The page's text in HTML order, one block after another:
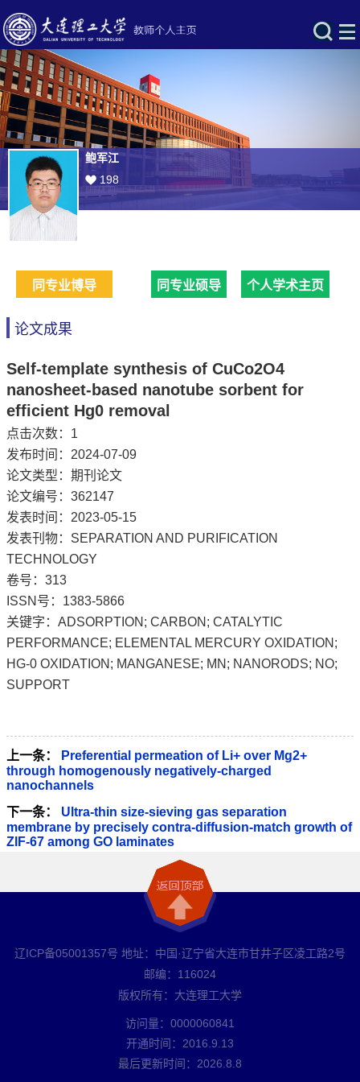
鲍军江
198
同专业博导 同专业硕导 个人学术主页
论文成果
Self-template synthesis of CuCo2O4
nanosheet-based nanotube sorbent for
efficient Hg0 removal
点击次数： 1
发布时间：2024-07-09
论文类型：期刊论文
论文编号：362147
发表时间：2023-05-15
发表刊物：SEPARATION AND PURIFICATION
TECHNOLOGY
卷号：313
ISSN号：1383-5866
关键字：ADSORPTION; CARBON; CATALYTIC
PERFORMANCE; ELEMENTAL MERCURY OXIDATION;
HG-0 OXIDATION; MANGANESE; MN; NANORODS; NO;
SUPPORT
上一条：
Preferential permeation of Li+ over Mg2+
through homogenously negatively-charged
nanochannels
下一条：
Ultra-thin size-sieving gas separation
membrane by precisely contra-diffusion-match growth of
ZIF-67 among GO laminates
辽ICP备05001357号 地址：中国·辽宁省大连市甘井子区凌工路2号
邮编：116024
版权所有：大连理工大学
访问量： 0000060841
开通时间： 2016 9 13
最后更新时间： 2026 8 8